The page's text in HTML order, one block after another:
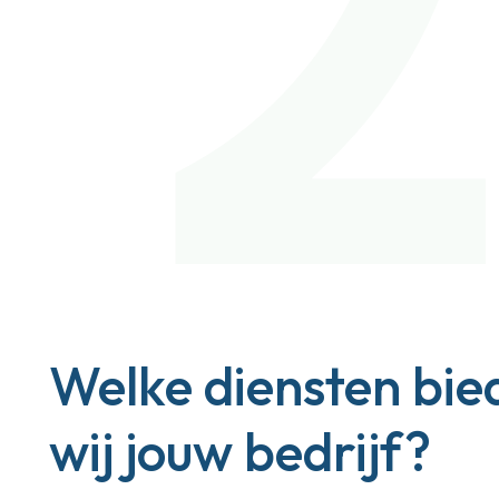
Welke diensten
wij jouw bedrijf?